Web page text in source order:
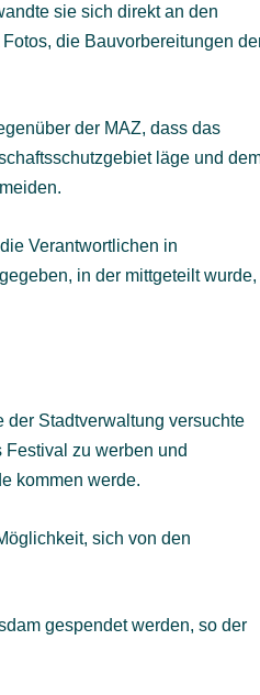
sie sich direkt an den
die Bauvorbereitungen
der MAZ, dass das
läge und
Verantwortlichen in
in der mittgeteilt wurde,
der Stadtverwaltung versuchte
zu werben und
kommen werde.
sich von den
gespendet werden, so der